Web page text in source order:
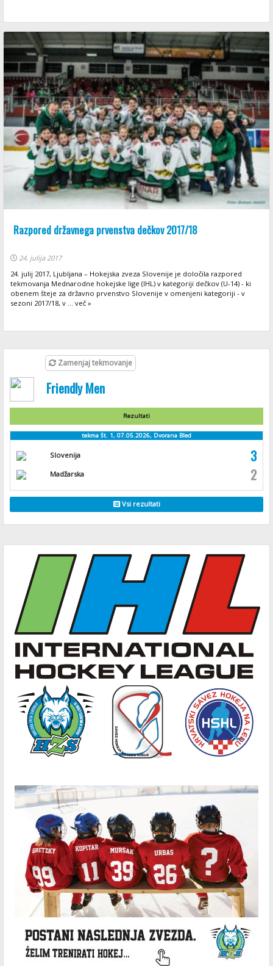
Razpored državnega prvenstva dečkov 2017/18
24. julija 2017
24. julij 2017, Ljubljana – Hokejska zveza Slovenije je določila razpored
tekmovanja Mednarodne hokejske lige (IHL) v kategoriji dečkov (U-14) - ki
obenem šteje za državno prvenstvo Slovenije v omenjeni kategoriji - v
sezoni 2017/18, v ... več »
Zamenjaj tekmovanje
Friendly Men
Rezultati
tekma št. 1, 07.05.2026, Dvorana Bled
Slovenija 3
Madžarska 2
Vsi rezultati